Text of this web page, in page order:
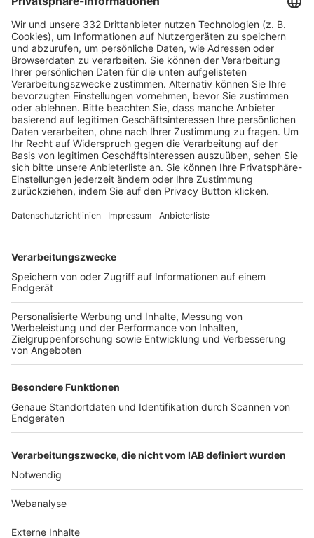
HÄUFIG BESUCHTE SEITEN
Pässe und Vereinswechsel
Trainerausbildung
Schulungsangebot Vereinsmitarbeiter
BFV-Geschäftsstellen
Trainerbörse
Login SpielPlus
FOLGE DEM BFV
TOP-VEREINE
TOP-PARTNER
Nutzungsbedingungen Datenschutz Impressum